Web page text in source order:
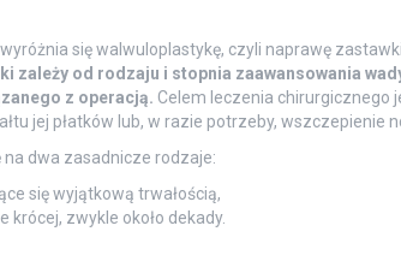
się walwuloplastykę, czyli naprawę
zależy od rodzaju i stopnia zaawansowania
z operacją. Celem leczenia chirurgicznego
jej płatków lub, w razie potrzeby, wszczepienie
dwa zasadnicze rodzaje:
się wyjątkową trwałością,
krócej, zwykle około dekady.